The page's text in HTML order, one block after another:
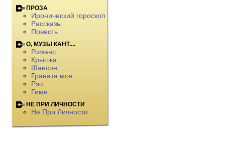
ПРОЗА
Иронический гороскоп
Рассказы
Повесть
О, МУЗЫ КАНТ....
Романс
Крышка
Шансон
Граната моя...
Рэп
Гимн
НЕ ПРИ ЛИЧНОСТИ
Не При Личности